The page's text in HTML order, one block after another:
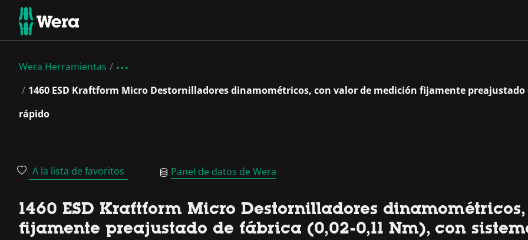
Wera Herramientas
1460 ESD Kraftform Micro Destornilladores dinamométricos, con valor de medición fijamente preajustado
rápido
A la lista de favoritos Panel de datos de Wera
1460 ESD Kraftform Micro Destornilladores
fijamente preajustado de fábrica (0,02-0,11 Nm), con